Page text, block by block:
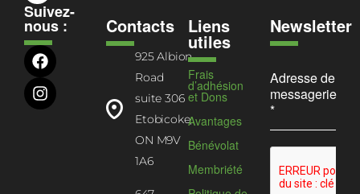
Suivez-
nous : Contacts
925 Albion
Road
suite 306
Etobicoke,
ON M9V
1A6
Liens
utiles
Frais
d’adhésion
et Dons
Avantages
Bénévolat
Membriété
Newsletter
Adresse de
messagerie
*